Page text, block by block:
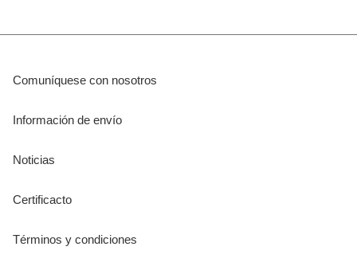
Comuníquese con nosotros
Información de envío
Noticias
Certificacto
Términos y condiciones